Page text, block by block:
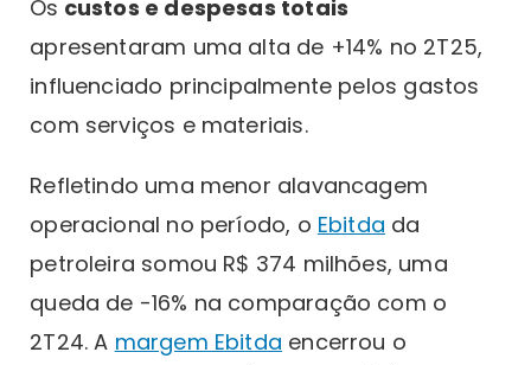
Os custos e despesas totais
apresentaram uma alta de +14% no 2T25,
influenciado principalmente pelos gastos
com serviços e materiais.
Refletindo uma menor alavancagem
operacional no período, o Ebitda da
petroleira somou R$ 374 milhões, uma
queda de -16% na comparação com o
2T24. A margem Ebitda encerrou o